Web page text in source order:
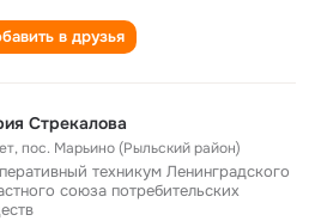
в друзья
Стрекалова
,пос. Марьино (Рыльский район)
техникум Ленинградского
союза потребительских